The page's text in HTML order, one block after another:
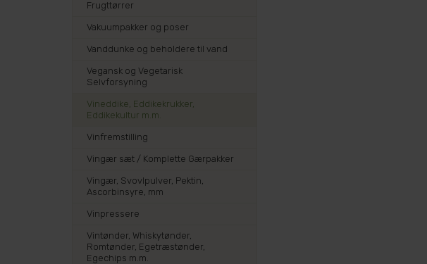
Frugttørrer
Vakuumpakker og poser
Vanddunke og beholdere til vand
Vegansk og Vegetarisk
Selvforsyning
Vineddike, Eddikekrukker,
Eddikekultur m.m.
Vinfremstilling
Vingær sæt / Komplette Gærpakker
Vingær, Svovlpulver, Pektin,
Ascorbinsyre, mm
Vinpressere
Vintønder, Whiskytønder,
Romtønder, Egetræstønder,
Egechips m.m.